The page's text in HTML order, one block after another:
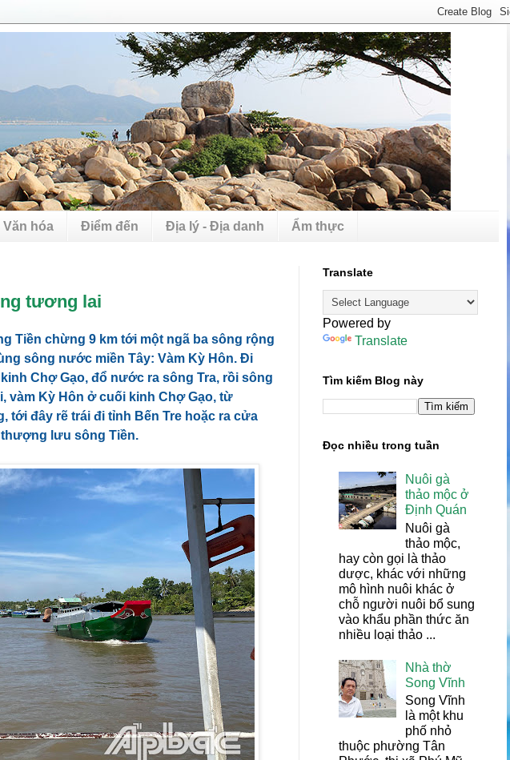
Văn hóa Điểm đến Địa lý - Địa danh Ẩm thực
tương lai
Tiền chừng 9 km tới một ngã ba sông rộng
sông nước miền Tây: Vàm Kỳ Hôn. Đi
Chợ Gạo, đổ nước ra sông Tra, rồi sông
vàm Kỳ Hôn ở cuối kinh Chợ Gạo, từ
tới đây rẽ trái đi tỉnh Bến Tre hoặc ra cửa
thượng lưu sông Tiền.
Translate
Powered by
Translate
Tìm kiếm Blog này
Đọc nhiều trong tuần
Nuôi gà
thảo mộc ở
Định Quán
Nuôi gà
thảo mộc,
hay còn gọi là thảo
dược, khác với những
mô hình nuôi khác ở
chỗ người nuôi bổ sung
vào khẩu phần thức ăn
nhiều loại thảo ...
Nhà thờ
Song Vĩnh
Song Vĩnh
là một khu
phố nhỏ
thuộc phường Tân